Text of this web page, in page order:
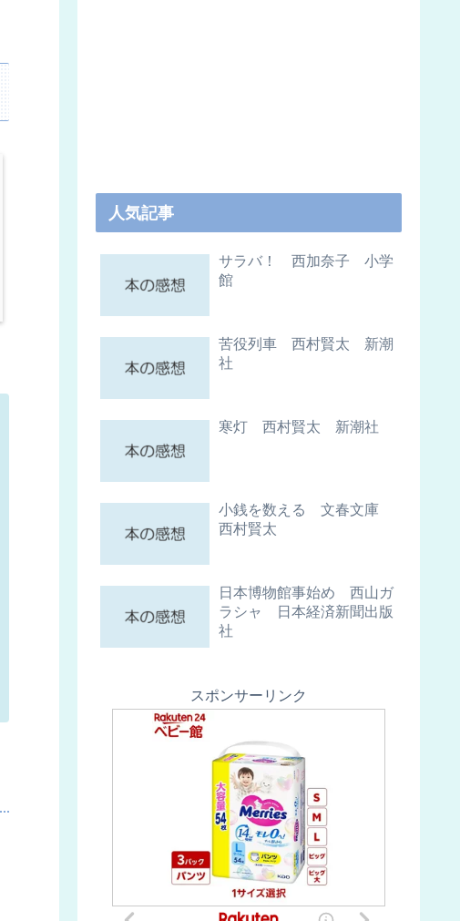
人気記事
サラバ！ 西加奈子 小学
館
苦役列車 西村賢太 新潮
社
寒灯 西村賢太 新潮社
小銭を数える 文春文庫
西村賢太
日本博物館事始め 西山ガ
ラシャ 日本経済新聞出版
社
スポンサーリンク